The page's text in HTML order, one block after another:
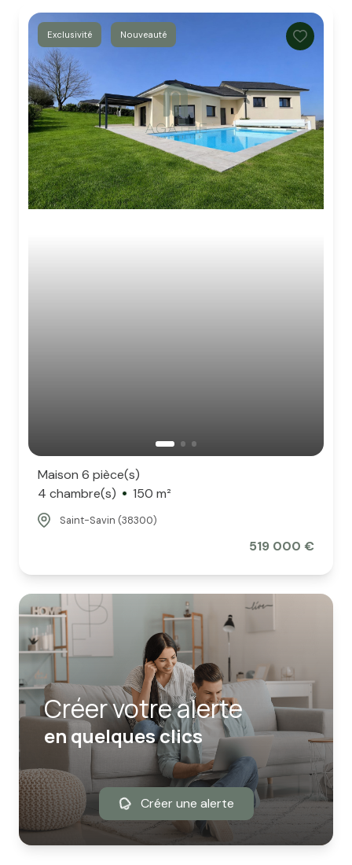
Exclusivité Nouveauté
Maison 6 pièce(s)
4 chambre(s)
150 m²
Saint-Savin (38300)
519 000 €
Créer votre alerte
en quelques clics
Créer une alerte